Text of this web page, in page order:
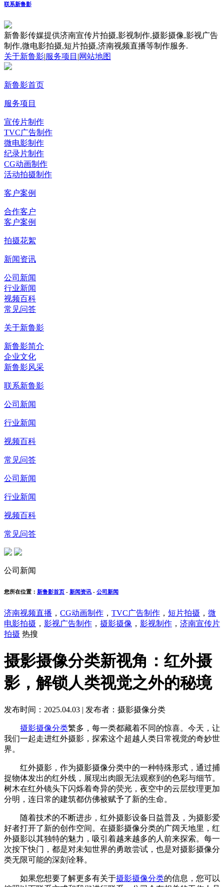
联系新鲁影
新鲁影传媒提供济南宣传片拍摄,影视制作,摄影摄像,影视广告
制作,微电影拍摄,短片拍摄,济南视频直播等制作服务.
关于新鲁影|服务项目 |网站地图
新鲁影首页
服务项目
宣传片制作
TVC广告制作
微电影制作
纪录片制作
CG动画制作
活动拍摄制作
客户案例
合作客户
客户案例
拍摄花絮
新闻资讯
公司新闻
行业新闻
视频百科
常见问答
关于新鲁影
新鲁影简介
企业文化
新鲁影风采
联系新鲁影
公司新闻
行业新闻
视频百科
常见问答
公司新闻
行业新闻
视频百科
常见问答
公司新闻
您所在位置： 新鲁影首页 - 新闻资讯 - 公司新闻
济南视频直播 ， CG动画制作 ， TVC广告制作 ， 短片拍摄 ， 微
电影拍摄 ， 影视广告制作 ， 摄影摄像 ， 影视制作 ， 济南宣传片
拍摄 热搜
摄影摄像分类新视角：红外摄
影，解锁人类视觉之外的秘境
发布时间：2025.04.03 | 发布者：摄影摄像分类
摄影摄像分类繁多，每一类都藏着不同的惊喜。今天，让
我们一起走进红外摄影，探索这个超越人类日常视觉的奇妙世
界。
红外摄影，作为摄影摄像分类中的一种特殊形式，通过捕
捉物体发出的红外线，展现出肉眼无法观察到的色彩与细节。
树木在红外镜头下闪烁着奇异的荧光，夜空中的云层纹理更加
分明，连日常的建筑都仿佛被赋予了新的生命。
随着技术的不断进步，红外摄影设备日益普及，为摄影爱
好者打开了新的创作空间。在摄影摄像分类的广阔天地里，红
外摄影以其独特的魅力，吸引着越来越多的人前来探索。每一
次按下快门，都是对未知世界的勇敢尝试，也是对摄影摄像分
类无限可能的深刻诠释。
如果您想要了解更多有关于摄影摄像分类的信息，您可以